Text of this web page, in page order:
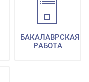
БАКАЛАВРСКАЯ
РАБОТА